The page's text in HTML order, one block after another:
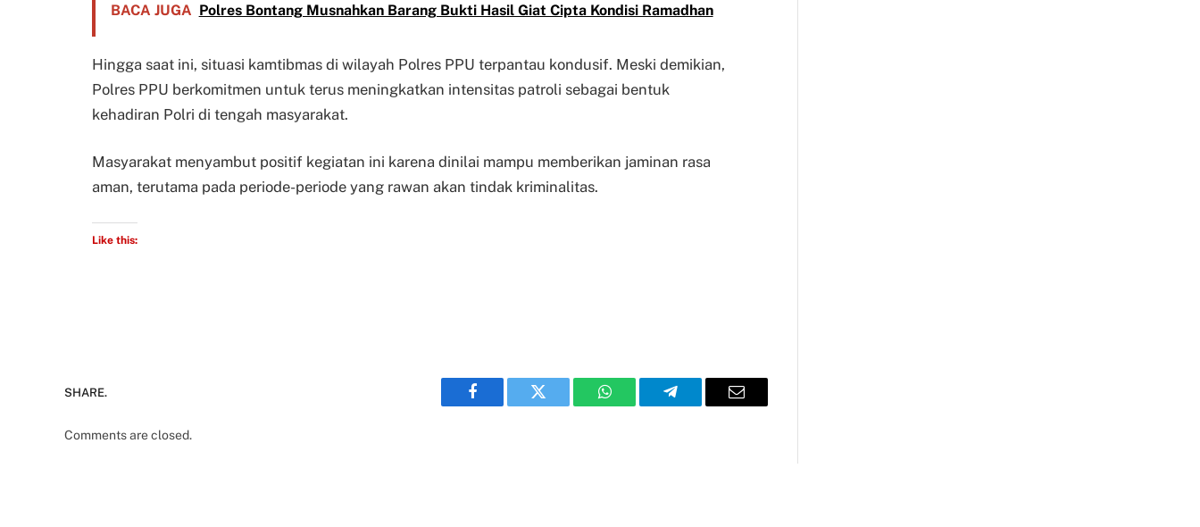
BACA JUGA Polres Bontang Musnahkan Barang Bukti Hasil Giat Cipta Kondisi Ramadhan
Hingga saat ini, situasi kamtibmas di wilayah Polres PPU terpantau kondusif. Meski demikian,
Polres PPU berkomitmen untuk terus meningkatkan intensitas patroli sebagai bentuk
kehadiran Polri di tengah masyarakat.
Masyarakat menyambut positif kegiatan ini karena dinilai mampu memberikan jaminan rasa
aman, terutama pada periode-periode yang rawan akan tindak kriminalitas.
Like this:
SHARE.
Facebook Twitter WhatsAppTelegram Email
Comments are closed.